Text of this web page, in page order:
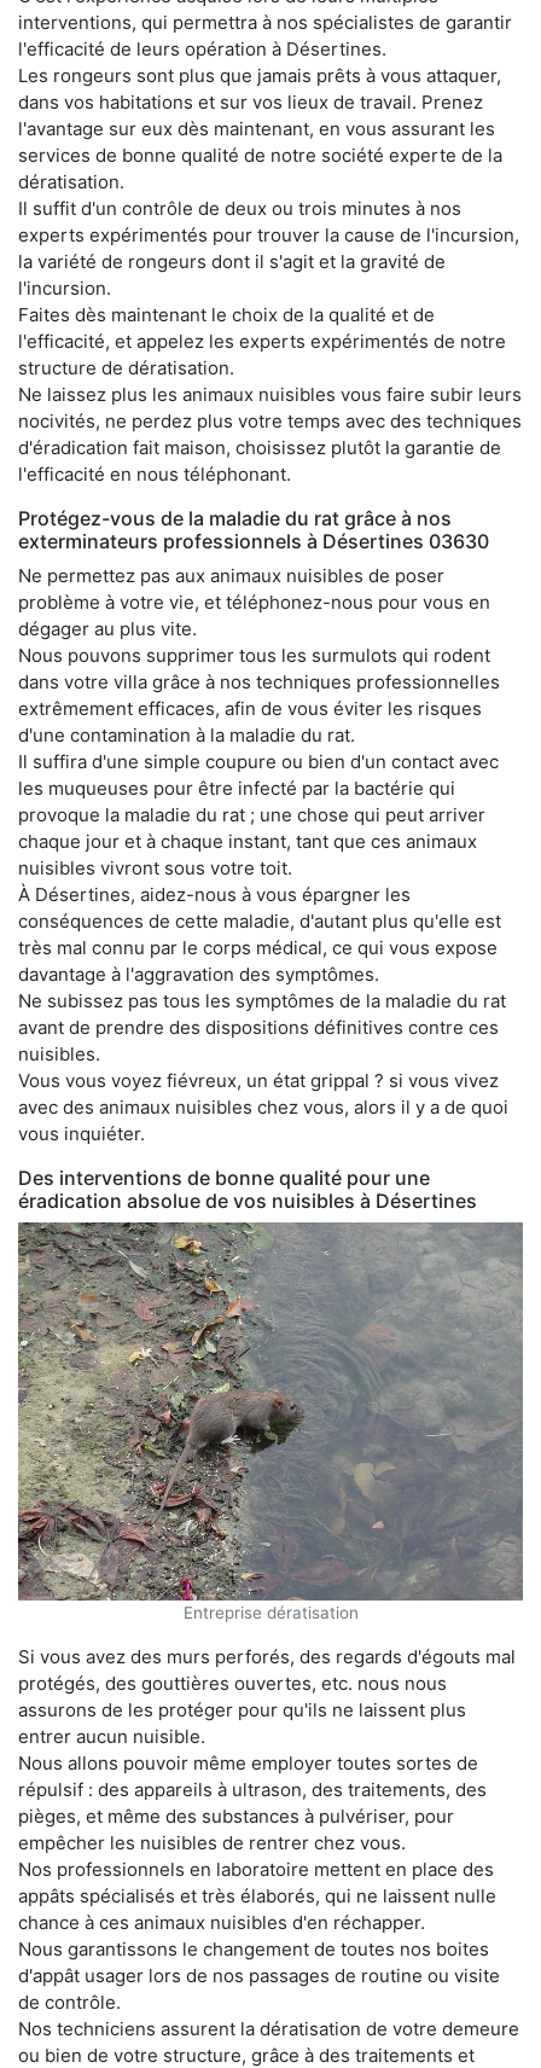
interventions, qui permettra à nos spécialistes de garantir
l'efficacité de leurs opération à Désertines.
Les rongeurs sont plus que jamais prêts à vous attaquer,
dans vos habitations et sur vos lieux de travail. Prenez
l'avantage sur eux dès maintenant, en vous assurant les
services de bonne qualité de notre société experte de la
dératisation.
Il suffit d'un contrôle de deux ou trois minutes à nos
experts expérimentés pour trouver la cause de l'incursion,
la variété de rongeurs dont il s'agit et la gravité de
l'incursion.
Faites dès maintenant le choix de la qualité et de
l'efficacité, et appelez les experts expérimentés de notre
structure de dératisation.
Ne laissez plus les animaux nuisibles vous faire subir leurs
nocivités, ne perdez plus votre temps avec des techniques
d'éradication fait maison, choisissez plutôt la garantie de
l'efficacité en nous téléphonant.
Protégez-vous de la maladie du rat grâce à nos
exterminateurs professionnels à Désertines 03630
Ne permettez pas aux animaux nuisibles de poser
problème à votre vie, et téléphonez-nous pour vous en
dégager au plus vite.
Nous pouvons supprimer tous les surmulots qui rodent
dans votre villa grâce à nos techniques professionnelles
extrêmement efficaces, afin de vous éviter les risques
d'une contamination à la maladie du rat.
Il suffira d'une simple coupure ou bien d'un contact avec
les muqueuses pour être infecté par la bactérie qui
provoque la maladie du rat ; une chose qui peut arriver
chaque jour et à chaque instant, tant que ces animaux
nuisibles vivront sous votre toit.
À Désertines, aidez-nous à vous épargner les
conséquences de cette maladie, d'autant plus qu'elle est
très mal connu par le corps médical, ce qui vous expose
davantage à l'aggravation des symptômes.
Ne subissez pas tous les symptômes de la maladie du rat
avant de prendre des dispositions définitives contre ces
nuisibles.
Vous vous voyez fiévreux, un état grippal ? si vous vivez
avec des animaux nuisibles chez vous, alors il y a de quoi
vous inquiéter.
Des interventions de bonne qualité pour une
éradication absolue de vos nuisibles à Désertines
Entreprise dératisation
Si vous avez des murs perforés, des regards d'égouts mal
protégés, des gouttières ouvertes, etc. nous nous
assurons de les protéger pour qu'ils ne laissent plus
entrer aucun nuisible.
Nous allons pouvoir même employer toutes sortes de
répulsif : des appareils à ultrason, des traitements, des
pièges, et même des substances à pulvériser, pour
empêcher les nuisibles de rentrer chez vous.
Nos professionnels en laboratoire mettent en place des
appâts spécialisés et très élaborés, qui ne laissent nulle
chance à ces animaux nuisibles d'en réchapper.
Nous garantissons le changement de toutes nos boites
d'appât usager lors de nos passages de routine ou visite
de contrôle.
Nos techniciens assurent la dératisation de votre demeure
ou bien de votre structure, grâce à des traitements et